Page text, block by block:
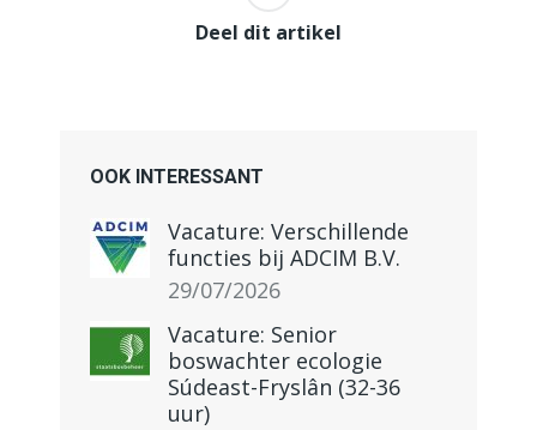
Deel dit artikel
OOK INTERESSANT
Vacature: Verschillende
functies bij ADCIM B.V.
29/07/2026
Vacature: Senior
boswachter ecologie
Súdeast-Fryslân (32-36
uur)